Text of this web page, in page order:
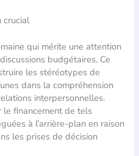
crucial
qui mérite une attention
budgétaires. Ce
les stéréotypes de
dans la compréhension
interpersonnelles.
le financement de tels
à l’arrière-plan en raison
les prises de décision